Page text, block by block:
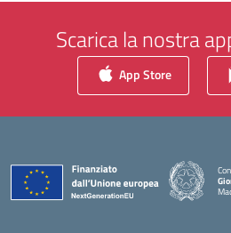
Scarica la nostra
App Store